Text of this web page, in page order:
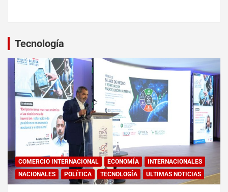
Tecnología
COMERCIO INTERNACIONAL ECONOMÍA
INTERNACIONALES
NACIONALES
POLÍTICA TECNOLOGÍA ULTIMAS NOTICIAS